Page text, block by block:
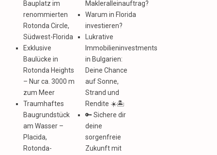
Bauplatz im
renommierten
Rotonda Circle,
Südwest-Florida
Exklusive
Baulücke in
Rotonda Heights
– Nur ca. 3000 m
zum Meer
Traumhaftes
Baugrundstück
am Wasser –
Placida,
Rotonda-
Makleralleinauftrag?
Warum in Florida
investieren?
Lukrative
Immobilieninvestments
in Bulgarien:
Deine Chance
auf Sonne,
Strand und
Rendite ☀️🏝️
🔑 Sichere dir
deine
sorgenfreie
Zukunft mit